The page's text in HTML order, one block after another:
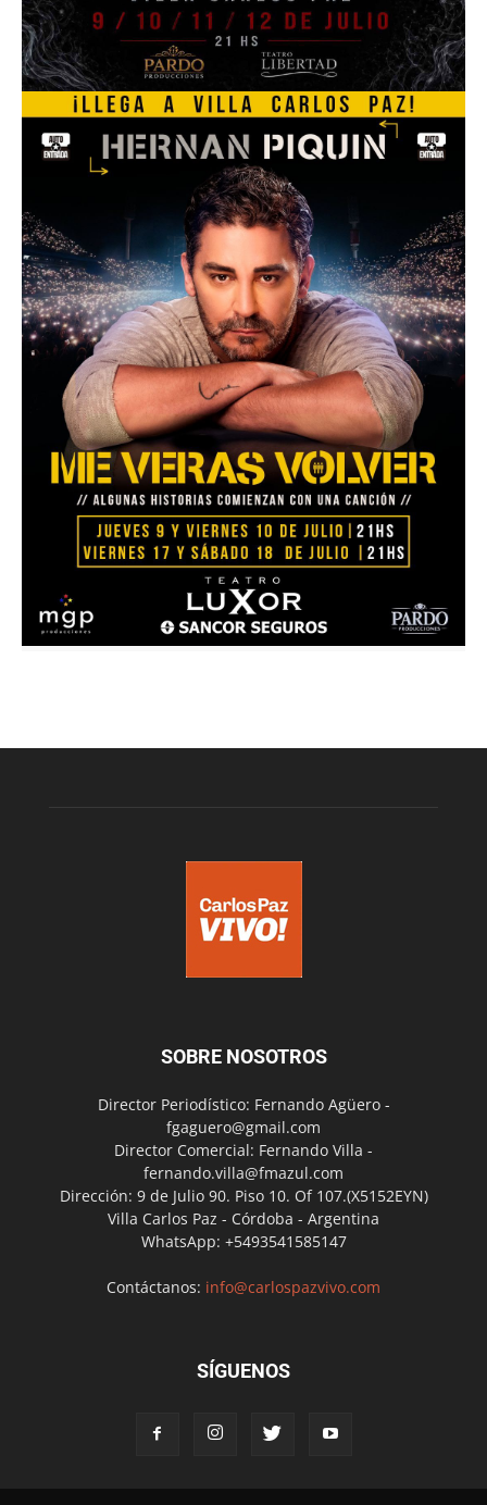
SOBRE NOSOTROS
Director Periodístico: Fernando Agüero -
fgaguero@gmail.com
Director Comercial: Fernando Villa -
fernando.villa@fmazul.com
Dirección: 9 de Julio 90. Piso 10. Of 107.(X5152EYN)
Villa Carlos Paz - Córdoba - Argentina
WhatsApp: +5493541585147
Contáctanos: info@carlospazvivo.com
SÍGUENOS